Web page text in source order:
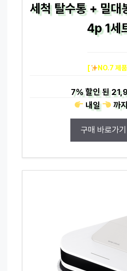
세척 탈수통 + 밀대
4p 1세
[ NO.7 제
7%할인 된
내일
까
구매 바로가기